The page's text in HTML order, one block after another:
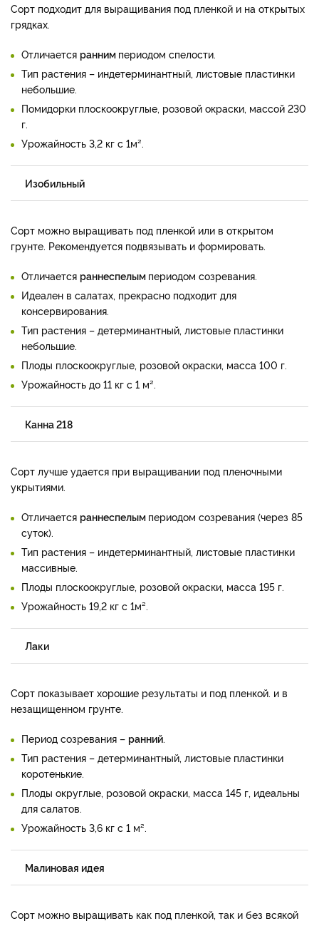
Сорт подходит для выращивания под пленкой и на открытых
грядках.
Отличается ранним периодом спелости.
Тип растения – индетерминантный, листовые пластинки
небольшие.
Помидорки плоскоокруглые, розовой окраски, массой 230
г.
Урожайность 3,2 кг с 1м².
Изобильный
Сорт можно выращивать под пленкой или в открытом
грунте. Рекомендуется подвязывать и формировать.
Отличается раннеспелым периодом созревания.
Идеален в салатах, прекрасно подходит для
консервирования.
Тип растения – детерминантный, листовые пластинки
небольшие.
Плоды плоскоокруглые, розовой окраски, масса 100 г.
Урожайность до 11 кг с 1 м².
Канна 218
Сорт лучше удается при выращивании под пленочными
укрытиями.
Отличается раннеспелым периодом созревания (через 85
суток).
Тип растения – индетерминантный, листовые пластинки
массивные.
Плоды плоскоокруглые, розовой окраски, масса 195 г.
Урожайность 19,2 кг с 1м².
Лаки
Сорт показывает хорошие результаты и под пленкой. и в
незащищенном грунте.
Период созревания – ранний
Тип растения – детерминантный, листовые пластинки
коротенькие.
Плоды округлые, розовой окраски, масса 145 г, идеальны
для салатов.
Урожайность 3,6 кг с 1 м².
Малиновая идея
Сорт можно выращивать как под пленкой, так и без всякой